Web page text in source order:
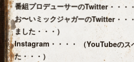
番組プロデューサーのTwitter・・・・
お〜いミックジャガーのTwitter・・
ました・・・）
Instagram・・・・ （YouTubeのス
た・・・）